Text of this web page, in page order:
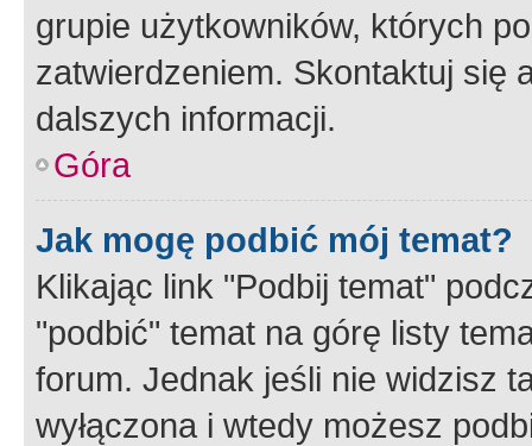
grupie użytkowników, których
zatwierdzeniem. Skontaktuj się
dalszych informacji.
Góra
Jak mogę podbić mój temat?
Klikając link "Podbij temat"
"podbić" temat na górę listy
forum. Jednak jeśli nie widzisz
wyłączona i wtedy możesz